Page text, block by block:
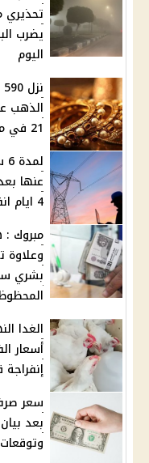
يضرب
اليوم
الذهب
21 في مصر الان "تحديث جديد"
عنها
4 ايام انقطاع الكهرباء في هذه المحافظات
مبروك
بشري
الغدا
أسعار
سعر
بعد